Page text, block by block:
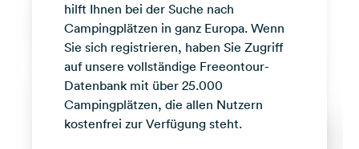
Facebook
Instagram
hilft Ihnen bei der Suche nach
Campingplätzen in ganz Europa. Wenn
Sie sich registrieren, haben Sie Zugriff
auf unsere vollständige Freeontour-
Datenbank mit über 25.000
Campingplätzen, die allen Nutzern
kostenfrei zur Verfügung steht.